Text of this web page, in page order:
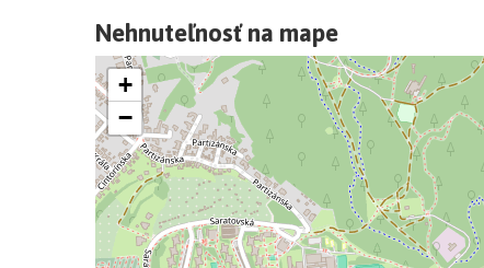
Vstupné dvere do bytového domu:
hliníkové dvere so samozatváračom: systém
Vstupné dvere do bytov:
bezpečnostné 7-bodové , oceľová bezpečnostná
Okná a balkónové dvere:
6-komorový plastový biely profil s izolačným
Nehnuteľnosť na mape
+
−